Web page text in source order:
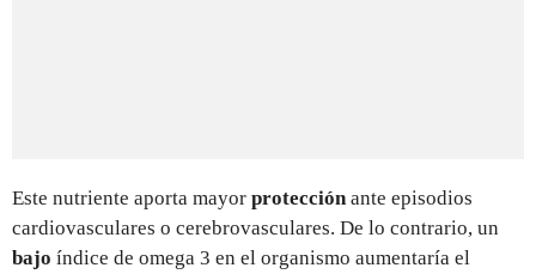
Este nutriente aporta mayor protección ante episodios
cardiovasculares o cerebrovasculares. De lo contrario, un
bajo índice de omega 3 en el organismo aumentaría el